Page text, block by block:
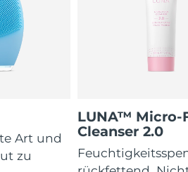
Art und
zu
LUNA™ Micro-
Cleanser 2.0